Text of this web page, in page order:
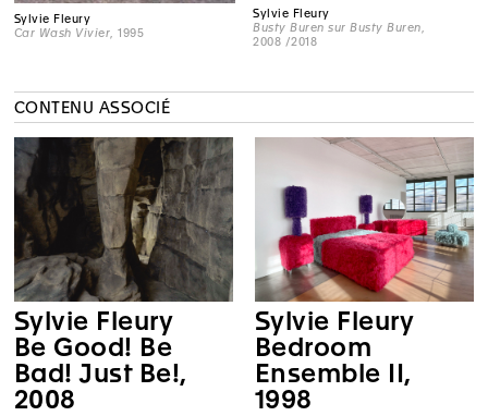
Sylvie Fleury
Car Wash Vivier , 1995
Sylvie Fleury
Busty Buren sur Busty Buren
2008 /2018
CONTENU ASSOCIÉ
Sylvie Fleury
Be Good! Be
Bad! Just Be!,
2008
Sylvie Fleury
Bedroom
Ensemble II,
1998